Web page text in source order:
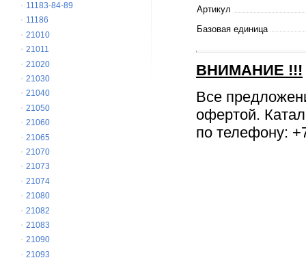
11183-84-89
11186
21010
21011
21020
21030
21040
21050
21060
21065
21070
21073
21074
21080
21082
21083
21090
21093
Артикул
Базовая единица
ВНИМАНИЕ !!!
Все
офертой.
по телефону: